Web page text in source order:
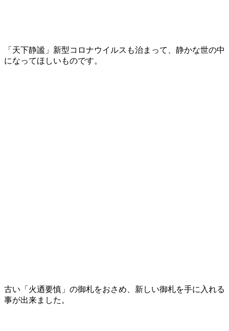
「天下静謐」新型コロナウイルスも治まって、静かな世の中
になってほしいものです。
古い「火迺要慎」の御札をおさめ、新しい御札を手に入れる
事が出来ました。